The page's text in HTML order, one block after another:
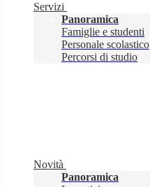
Servizi
Panoramica
Famiglie e studenti
Personale scolastico
Percorsi di studio
Novità
Panoramica